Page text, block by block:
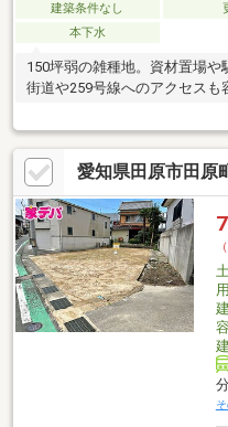
建築条件なし
本下水
150坪弱の雑種地。資材置場
街道や259号線へのアクセスも
愛知県田原市田原
分